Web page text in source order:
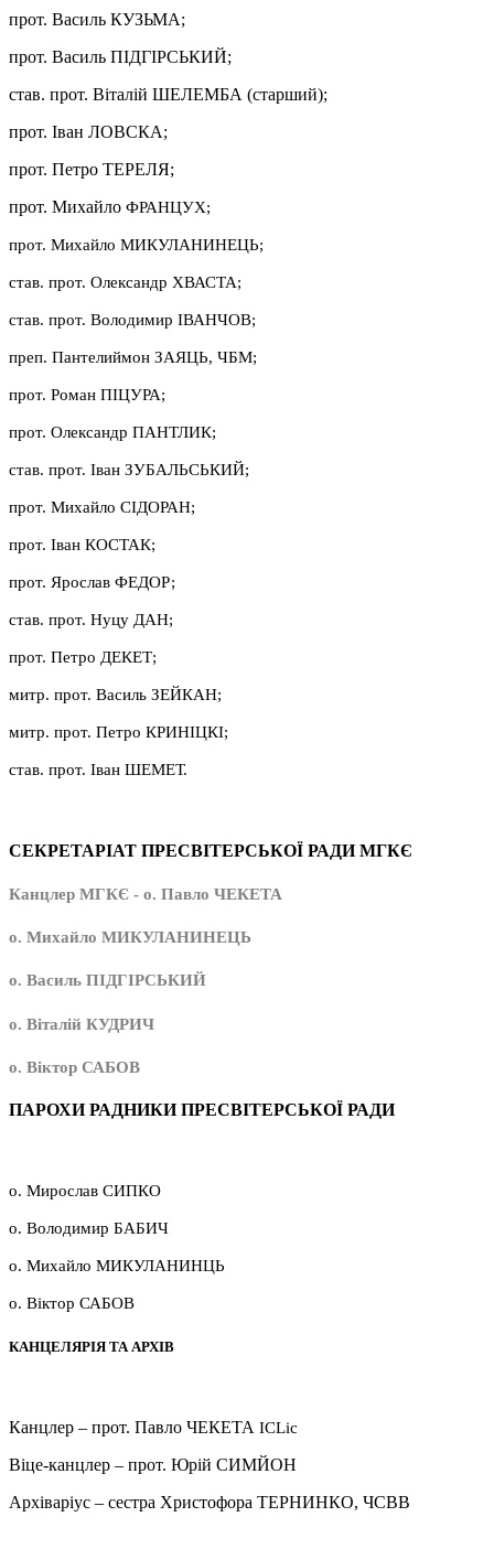
прот. Василь КУЗЬМА;
прот. Василь ПІДГІРСЬКИЙ;
став. прот. Віталій ШЕЛЕМБА (старший);
прот. Іван ЛОВСКА;
прот. Петро ТЕРЕЛЯ;
прот. Михайло ФРАНЦУХ;
прот. Михайло МИКУЛАНИНЕЦЬ;
став. прот. Олександр ХВАСТА;
став. прот. Володимир ІВАНЧОВ;
преп. Пантелиймон ЗАЯЦЬ, ЧБМ;
прот. Роман ПІЦУРА;
прот. Олександр ПАНТЛИК;
став. прот. Іван ЗУБАЛЬСЬКИЙ;
прот. Михайло СІДОРАН;
прот. Іван КОСТАК;
прот. Ярослав ФЕДОР;
став. прот. Нуцу ДАН;
прот. Петро ДЕКЕТ;
митр. прот. Василь ЗЕЙКАН;
митр. прот. Петро КРИНІЦКІ;
став. прот. Іван ШЕМЕТ.
СЕКРЕТАРІАТ ПРЕСВІТЕРСЬКОЇ РАДИ МГКЄ
Канцлер МГКЄ - о. Павло ЧЕКЕТА
о. Михайло МИКУЛАНИНЕЦЬ
о. Василь ПІДГІРСЬКИЙ
о. Віталій КУДРИЧ
о. Віктор САБОВ
ПАРОХИ РАДНИКИ ПРЕСВІТЕРСЬКОЇ РАДИ
о. Мирослав СИПКО
о. Володимир БАБИЧ
о. Михайло МИКУЛАНИНЦЬ
о. Віктор САБОВ
КАНЦЕЛЯРІЯ ТА АРХІВ
Канцлер – прот. Павло ЧЕКЕТА ICLic
Віце-канцлер – прот. Юрій СИМЙОН
Архіваріус – сестра Христофора ТЕРНИНКО, ЧСВВ